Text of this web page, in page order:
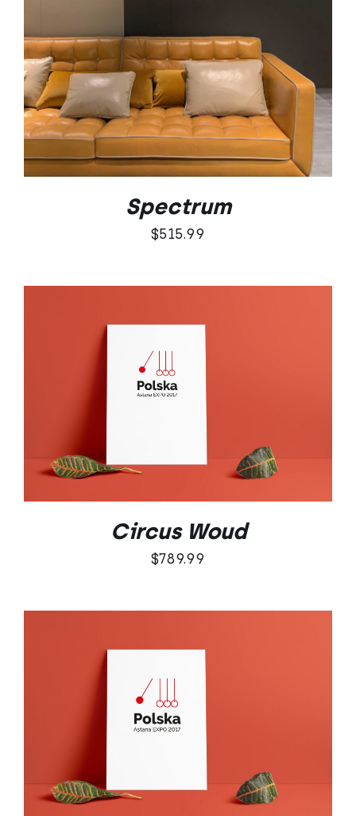
Spectrum
$515.99
DODAJ DO KOSZYKA
Circus Woud
$789.99
Oceniono
5.00na 5
DODAJ DO KOSZYKA